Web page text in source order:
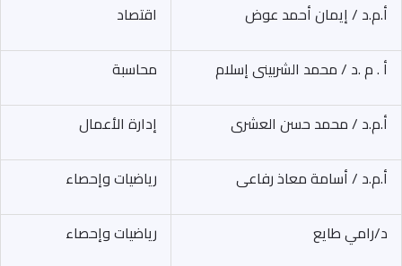
أ.م.د / إيمان أحمد عوض اقتصاد
أ . م .د / محمد الشربينى إسلام محاسبة
أ.م.د / محمد حسن العشرى إدارة الأعمال
أ.م.د / أسامة معاذ رفاعى رياضيات وإحصاء
د/رامي طايع رياضيات وإحصاء